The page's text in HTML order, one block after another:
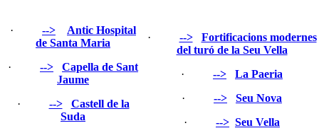
· -->
Antic Hospital
de Santa Maria
· -->
Capella de Sant
Jaume
· -->
Castell de la
Suda
· -->
Fortificacions modernes
del turó de la Seu Vella
· -->
La Paeria
· -->
Seu Nova
· --> Seu Vella